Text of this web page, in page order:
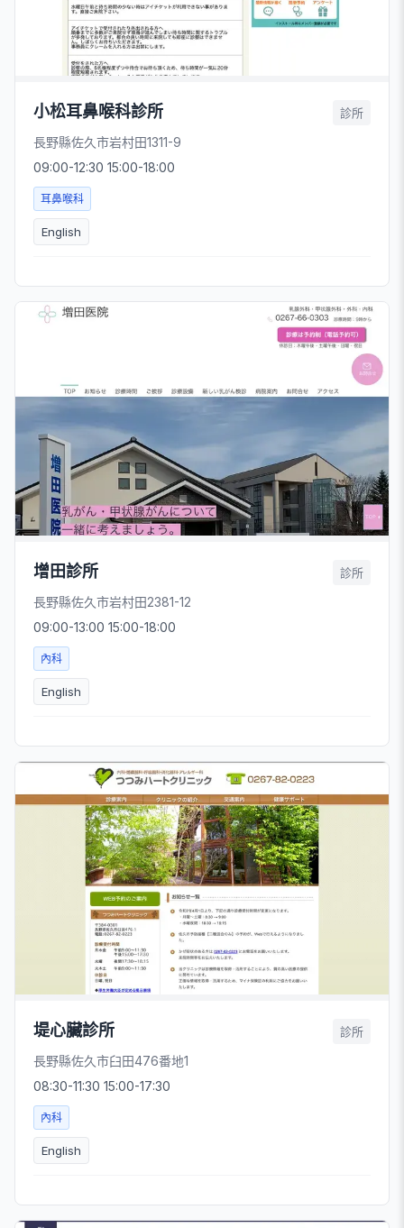
小松耳鼻喉科診所 診所
長野縣佐久市岩村田1311-9
09:00-12:30 15:00-18:00
耳鼻喉科
English
增田診所 診所
長野縣佐久市岩村田2381-12
09:00-13:00 15:00-18:00
內科
English
堤心臟診所 診所
長野縣佐久市臼田476番地1
08:30-11:30 15:00-17:30
內科
English